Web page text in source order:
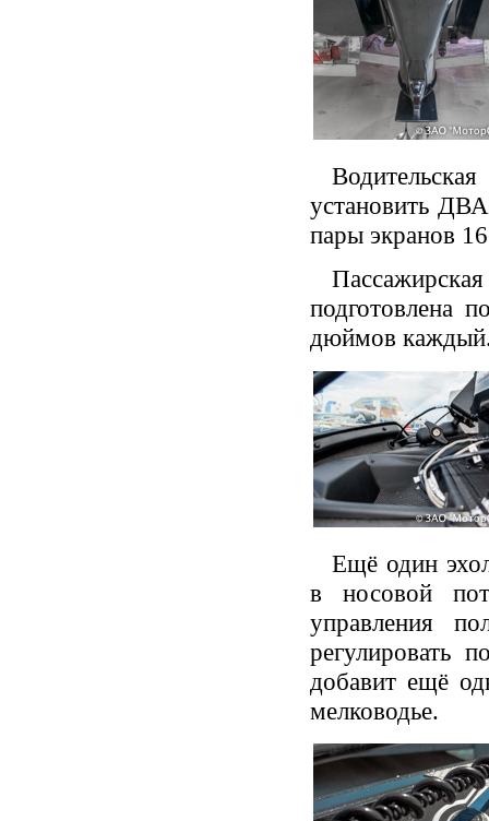
установить
пары экранов
подготовлена
дюймов
Ещё один
в носовой
управления
регулировать
добавит ещё
мелководье.